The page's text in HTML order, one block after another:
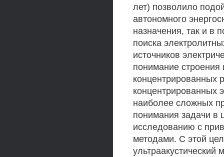
лет) позволило
автономного
назначения, так и в
поиска
источников
понимание
концентрированных
концентрированных
наиболее сложных
понимания задачи в
исследованию с
методами. С этой